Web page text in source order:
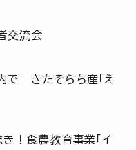
流会
きたそらち産「え
食農教育事業「イ